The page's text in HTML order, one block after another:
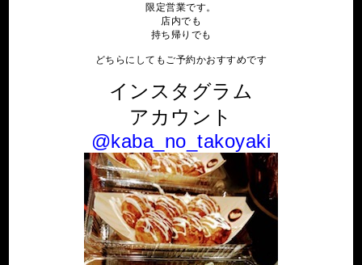
限定営業です。
店内でも
持ち帰りでも
どちらにしてもご予約かおすすめです
インスタグラム
アカウント
@kaba_no_takoyaki